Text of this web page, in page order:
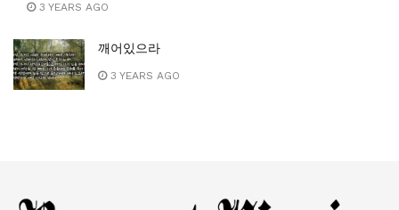
3 YEARS AGO
깨어있으라
3 YEARS AGO